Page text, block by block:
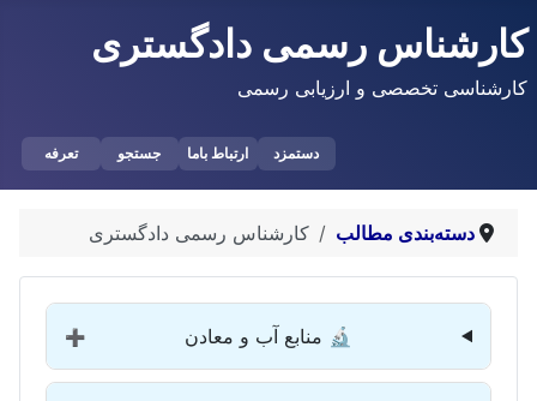
کارشناس رسمی دادگستری
کارشناسی تخصصی و ارزیابی رسمی
دستمزد ارتباط باما جستجو تعرفه
دسته‌بندی مطالب کارشناس رسمی دادگستری
🔬 منابع آب و معادن ➕